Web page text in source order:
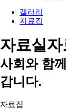
갤러리
자료집
자료실자
사회와 함
갑니다.
자료집